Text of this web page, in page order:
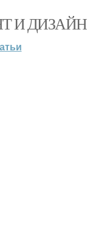
И ДИЗАЙН